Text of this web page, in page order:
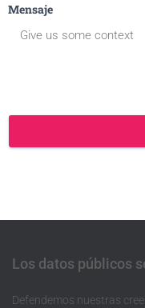
Mensaje
Los datos públicos
Defendemos nuestras